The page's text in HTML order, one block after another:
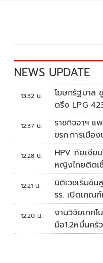
NEWS UPDATE
13:32 น.
โฆษกรัฐบาล
ตรึง LPG
ดันเงินหมุนแ
12:37 น.
ราชกิจจาฯ
ขรก.การเมือง
ยกฯ
12:28 น.
HPV ภัยเงียบ
หญิงไทยติดเ
12:21 น.
นิติเวชเริ่มชั
รร. เปิดเกณฑ์
12:20 น.
งานวิจัยเทค
มือ1.2หมื่นครั
เดือน